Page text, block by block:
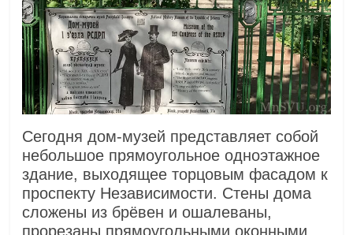
Сегодня дом-музей представляет собой
небольшое прямоугольное одноэтажное
здание, выходящее торцовым фасадом к
проспекту Независимости. Стены дома
сложены из брёвен и ошалеваны,
прорезаны прямоугольными оконными